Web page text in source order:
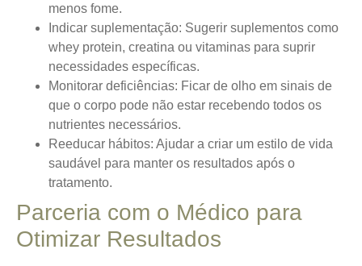
menos fome.
Indicar suplementação: Sugerir suplementos como
whey protein, creatina ou vitaminas para suprir
necessidades específicas.
Monitorar deficiências: Ficar de olho em sinais de
que o corpo pode não estar recebendo todos os
nutrientes necessários.
Reeducar hábitos: Ajudar a criar um estilo de vida
saudável para manter os resultados após o
tratamento.
Parceria com o Médico para
Otimizar Resultados